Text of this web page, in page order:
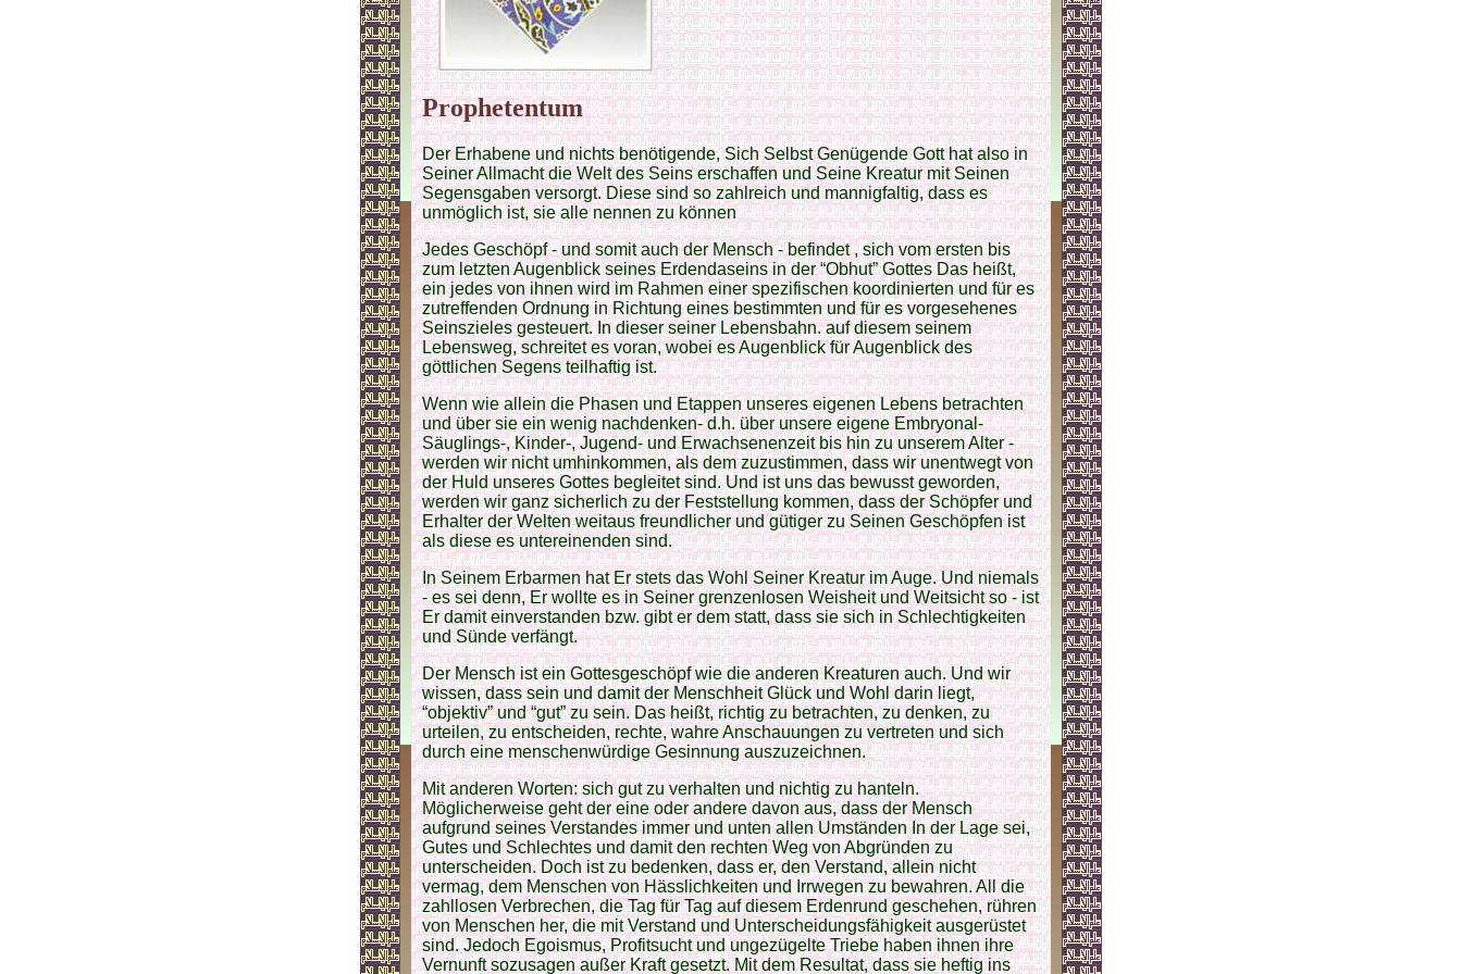
Prophetentum
Der Erhabene und nichts benötigende, Sich Selbst Genügende Gott hat also in
Seiner Allmacht die Welt des Seins erschaffen und Seine Kreatur mit Seinen
Segensgaben versorgt. Diese sind so zahlreich und mannigfaltig, dass es
unmöglich ist, sie alle nennen zu können
Jedes Geschöpf - und somit auch der Mensch - befindet , sich vom ersten bis
zum letzten Augenblick seines Erdendaseins in der “Obhut” Gottes Das heißt,
ein jedes von ihnen wird im Rahmen einer spezifischen koordinierten und für es
zutreffenden Ordnung in Richtung eines bestimmten und für es vorgesehenes
Seinszieles gesteuert. In dieser seiner Lebensbahn. auf diesem seinem
Lebensweg, schreitet es voran, wobei es Augenblick für Augenblick des
göttlichen Segens teilhaftig ist.
Wenn wie allein die Phasen und Etappen unseres eigenen Lebens betrachten
und über sie ein wenig nachdenken- d.h. über unsere eigene Embryonal-
Säuglings-, Kinder-, Jugend- und Erwachsenenzeit bis hin zu unserem Alter -
werden wir nicht umhinkommen, als dem zuzustimmen, dass wir unentwegt von
der Huld unseres Gottes begleitet sind. Und ist uns das bewusst geworden,
werden wir ganz sicherlich zu der Feststellung kommen, dass der Schöpfer und
Erhalter der Welten weitaus freundlicher und gütiger zu Seinen Geschöpfen ist
als diese es untereinenden sind.
In Seinem Erbarmen hat Er stets das Wohl Seiner Kreatur im Auge. Und niemals
- es sei denn, Er wollte es in Seiner grenzenlosen Weisheit und Weitsicht so - ist
Er damit einverstanden bzw. gibt er dem statt, dass sie sich in Schlechtigkeiten
und Sünde verfängt.
Der Mensch ist ein Gottesgeschöpf wie die anderen Kreaturen auch. Und wir
wissen, dass sein und damit der Menschheit Glück und Wohl darin liegt,
“objektiv” und “gut” zu sein. Das heißt, richtig zu betrachten, zu denken, zu
urteilen, zu entscheiden, rechte, wahre Anschauungen zu vertreten und sich
durch eine menschenwürdige Gesinnung auszuzeichnen.
Mit anderen Worten: sich gut zu verhalten und nichtig zu hanteln.
Möglicherweise geht der eine oder andere davon aus, dass der Mensch
aufgrund seines Verstandes immer und unten allen Umständen In der Lage sei,
Gutes und Schlechtes und damit den rechten Weg von Abgründen zu
unterscheiden. Doch ist zu bedenken, dass er, den Verstand, allein nicht
vermag, dem Menschen von Hässlichkeiten und Irrwegen zu bewahren. All die
zahllosen Verbrechen, die Tag für Tag auf diesem Erdenrund geschehen, rühren
von Menschen her, die mit Verstand und Unterscheidungsfähigkeit ausgerüstet
sind. Jedoch Egoismus, Profitsucht und ungezügelte Triebe haben ihnen ihre
Vernunft sozusagen außer Kraft gesetzt. Mit dem Resultat, dass sie heftig ins